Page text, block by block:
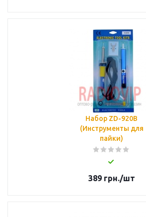
Набор ZD-920B
(Инструменты для
пайки)
389грн./шт